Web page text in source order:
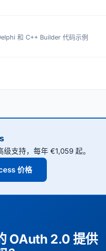
和 C++ Builder 代码示例
支持，每年 €1,059 起。
价格
OAuth 2.0 提供